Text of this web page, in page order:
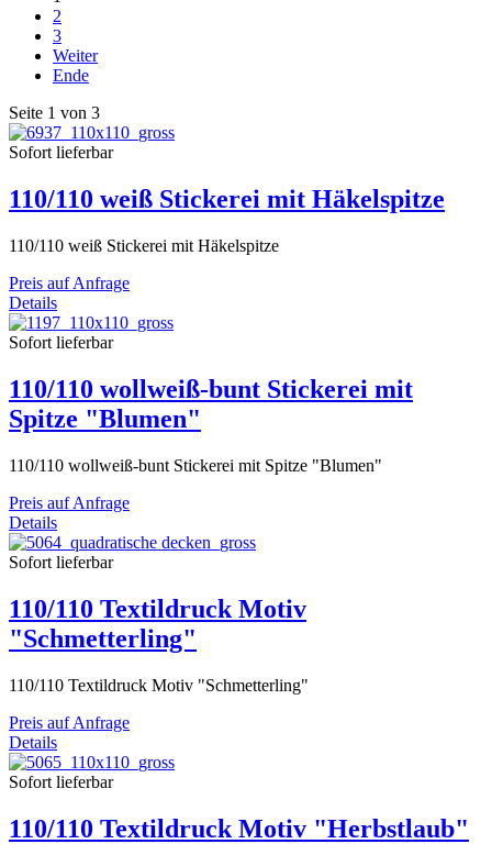
2
3
Weiter
Ende
Seite 1 von 3
Sofort lieferbar
110/110 weiß Stickerei mit Häkelspitze
110/110 weiß Stickerei mit Häkelspitze
Preis auf Anfrage
Details
Sofort lieferbar
110/110 wollweiß-bunt Stickerei mit
Spitze "Blumen"
110/110 wollweiß-bunt Stickerei mit Spitze "Blumen"
Preis auf Anfrage
Details
Sofort lieferbar
110/110 Textildruck Motiv
"Schmetterling"
110/110 Textildruck Motiv "Schmetterling"
Preis auf Anfrage
Details
Sofort lieferbar
110/110 Textildruck Motiv "Herbstlaub"